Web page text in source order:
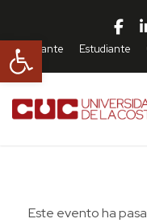
Abrir barra
Aspirante Estudiante
Este evento ha